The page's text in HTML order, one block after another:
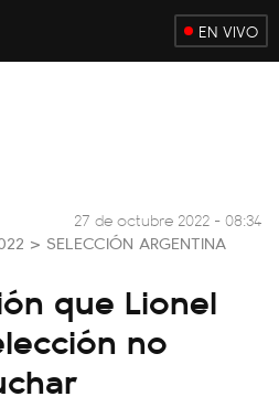
EN VIVO
> SELECCIÓN ARGENTINA
27 de octubre 2022 - 08:34
que Lionel
no